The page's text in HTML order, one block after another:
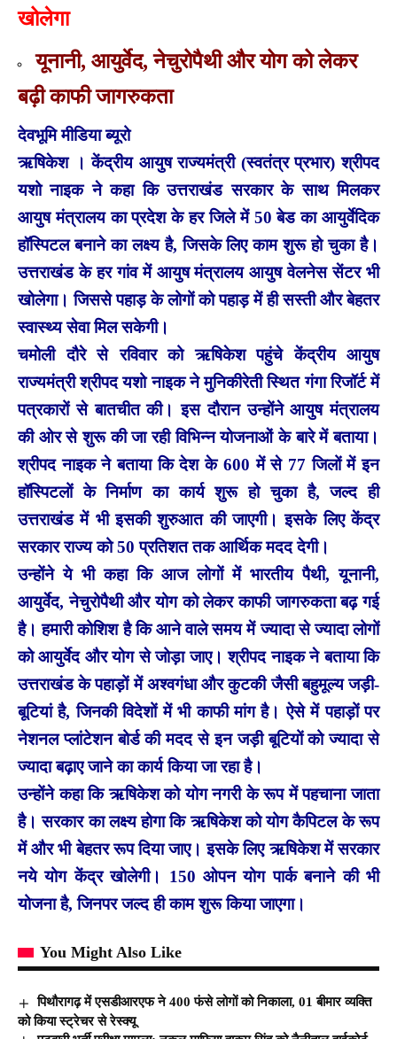
खोलेगा
यूनानी, आयुर्वेद, नेचुरोपैथी और योग को लेकर
बढ़ी काफी जागरुकता
देवभूमि मीडिया ब्यूरो
ऋषिकेश । केंद्रीय आयुष राज्यमंत्री (स्वतंत्र प्रभार) श्रीपद
यशो नाइक ने कहा कि उत्तराखंड सरकार के साथ मिलकर
आयुष मंत्रालय का प्रदेश के हर जिले में 50 बेड का आयुर्वेदिक
हॉस्पिटल बनाने का लक्ष्य है, जिसके लिए काम शुरू हो चुका है।
उत्तराखंड के हर गांव में आयुष मंत्रालय आयुष वेलनेस सेंटर भी
खोलेगा। जिससे पहाड़ के लोगों को पहाड़ में ही सस्ती और बेहतर
स्वास्थ्य सेवा मिल सकेगी।
चमोली दौरे से रविवार को ऋषिकेश पहुंचे केंद्रीय आयुष
राज्यमंत्री श्रीपद यशो नाइक ने मुनिकीरेती स्थित गंगा रिजॉर्ट में
पत्रकारों से बातचीत की। इस दौरान उन्होंने आयुष मंत्रालय
की ओर से शुरू की जा रही विभिन्न योजनाओं के बारे में बताया।
श्रीपद नाइक ने बताया कि देश के 600 में से 77 जिलों में इन
हॉस्पिटलों के निर्माण का कार्य शुरू हो चुका है, जल्द ही
उत्तराखंड में भी इसकी शुरुआत की जाएगी। इसके लिए केंद्र
सरकार राज्य को 50 प्रतिशत तक आर्थिक मदद देगी।
उन्होंने ये भी कहा कि आज लोगों में भारतीय पैथी, यूनानी,
आयुर्वेद, नेचुरोपैथी और योग को लेकर काफी जागरुकता बढ़ गई
है। हमारी कोशिश है कि आने वाले समय में ज्यादा से ज्यादा लोगों
को आयुर्वेद और योग से जोड़ा जाए। श्रीपद नाइक ने बताया कि
उत्तराखंड के पहाड़ों में अश्वगंधा और कुटकी जैसी बहुमूल्य जड़ी-
बूटियां है, जिनकी विदेशों में भी काफी मांग है। ऐसे में पहाड़ों पर
नेशनल प्लांटेशन बोर्ड की मदद से इन जड़ी बूटियों को ज्यादा से
ज्यादा बढ़ाए जाने का कार्य किया जा रहा है।
उन्होंने कहा कि ऋषिकेश को योग नगरी के रूप में पहचाना जाता
है। सरकार का लक्ष्य होगा कि ऋषिकेश को योग कैपिटल के रूप
में और भी बेहतर रूप दिया जाए। इसके लिए ऋषिकेश में सरकार
नये योग केंद्र खोलेगी। 150 ओपन योग पार्क बनाने की भी
योजना है, जिनपर जल्द ही काम शुरू किया जाएगा।
You Might Also Like
पिथौरागढ़ में एसडीआरएफ ने 400 फंसे लोगों को निकाला, 01 बीमार व्यक्ति
को किया स्ट्रेचर से रेस्क्यू